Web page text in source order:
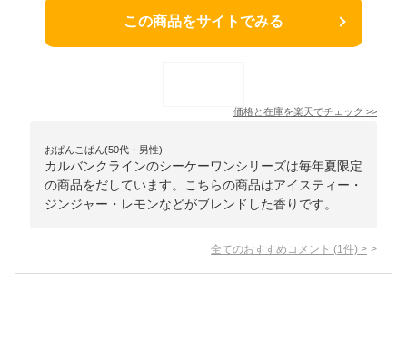
この商品をサイトでみる
価格と在庫を楽天でチェック >>
おぱんこぱん(50代・男性)
カルバンクラインのシーケーワンシリーズは毎年夏限定
の商品をだしています。こちらの商品はアイスティー・
ジンジャー・レモンなどがブレンドした香りです。
全てのおすすめコメント (1 件) >